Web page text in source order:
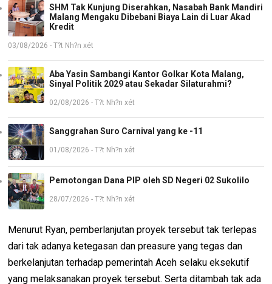
SHM Tak Kunjung Diserahkan, Nasabah Bank Mandiri
Malang Mengaku Dibebani Biaya Lain di Luar Akad
Kredit
03/08/2026 - T?t Nh?n xét
Aba Yasin Sambangi Kantor Golkar Kota Malang,
Sinyal Politik 2029 atau Sekadar Silaturahmi?
02/08/2026 - T?t Nh?n xét
Sanggrahan Suro Carnival yang ke -11
01/08/2026 - T?t Nh?n xét
Pemotongan Dana PIP oleh SD Negeri 02 Sukolilo
28/07/2026 - T?t Nh?n xét
Menurut Ryan, pemberlanjutan proyek tersebut tak terlepas
dari tak adanya ketegasan dan preasure yang tegas dan
berkelanjutan terhadap pemerintah Aceh selaku eksekutif
yang melaksanakan proyek tersebut. Serta ditambah tak ada